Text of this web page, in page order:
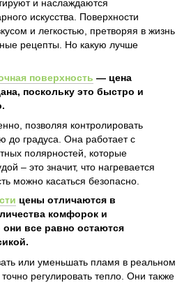
и наслаждаются
искусства. Поверхности
и легкостью, претворяя в жизнь
рецепты. Но какую лучше
поверхность — цена
поскольку это быстро и
позволяя контролировать
до градуса. Она работает с
полярностей, которые
– это значит, что нагревается
можно касаться безопасно.
цены отличаются в
комфорок и
они все равно остаются
или уменьшать пламя в реальном
регулировать тепло. Они также